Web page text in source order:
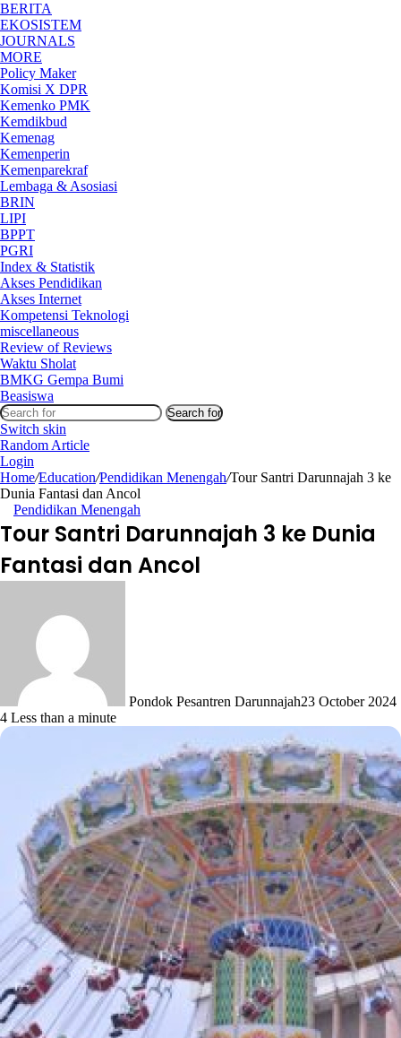
HOME
BERITA
EKOSISTEM
JOURNALS
MORE
Policy Maker
Komisi X DPR
Kemenko PMK
Kemdikbud
Kemenag
Kemenperin
Kemenparekraf
Lembaga & Asosiasi
BRIN
LIPI
BPPT
PGRI
Index & Statistik
Akses Pendidikan
Akses Internet
Kompetensi Teknologi
miscellaneous
Review of Reviews
Waktu Sholat
BMKG Gempa Bumi
Beasiswa
Switch skin
Random Article
Login
Home Education/Pendidikan Menengah
Dunia Fantasi dan Ancol
Pendidikan Menengah
Tour Santri Darunnajah 3 ke Dunia
Fantasi dan Ancol
4